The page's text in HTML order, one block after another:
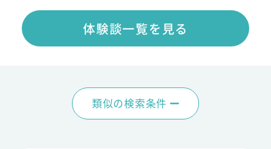
体験談一覧を見る
類似の検索条件